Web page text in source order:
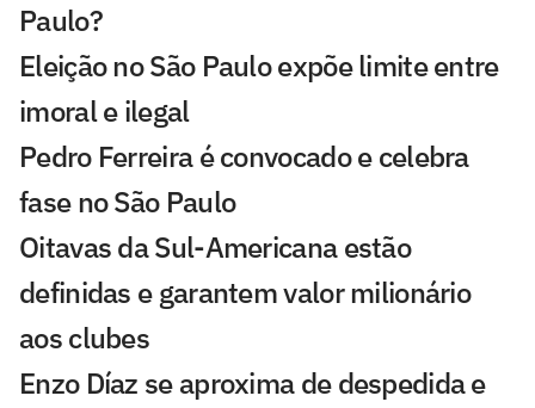
Paulo?
Eleição no São Paulo expõe limite entre
imoral e ilegal
Pedro Ferreira é convocado e celebra
fase no São Paulo
Oitavas da Sul-Americana estão
definidas e garantem valor milionário
aos clubes
Enzo Díaz se aproxima de despedida e